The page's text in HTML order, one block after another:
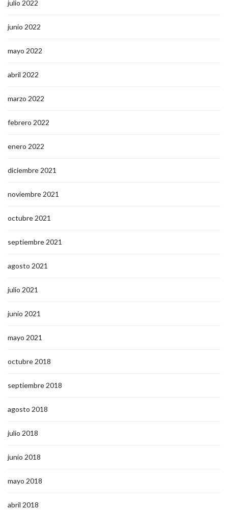
julio 2022
junio 2022
mayo 2022
abril 2022
marzo 2022
febrero 2022
enero 2022
diciembre 2021
noviembre 2021
octubre 2021
septiembre 2021
agosto 2021
julio 2021
junio 2021
mayo 2021
octubre 2018
septiembre 2018
agosto 2018
julio 2018
junio 2018
mayo 2018
abril 2018